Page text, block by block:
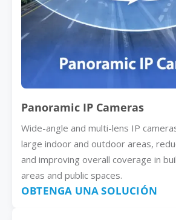
Panoramic IP Cameras
Wide-angle and multi-lens IP
large indoor and outdoor areas,
and improving overall coverage in
areas and public spaces.
OBTENGA UNA SOLUCIÓN